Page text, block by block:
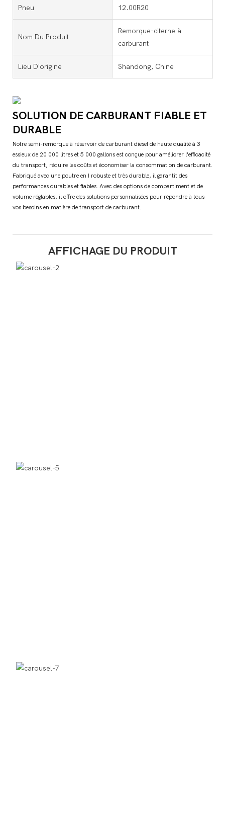
Pneu 12.00R20
Nom Du Produit
Remorque-citerne à
carburant
Lieu D'origine Shandong, Chine
SOLUTION DE CARBURANT FIABLE ET
DURABLE
Notre semi-remorque à réservoir de carburant diesel de haute qualité à 3
essieux de 20 000 litres et 5 000 gallons est conçue pour améliorer l'efficacité
du transport, réduire les coûts et économiser la consommation de carburant.
Fabriqué avec une poutre en I robuste et très durable, il garantit des
performances durables et fiables. Avec des options de compartiment et de
volume réglables, il offre des solutions personnalisées pour répondre à tous
vos besoins en matière de transport de carburant.
AFFICHAGE DU PRODUIT